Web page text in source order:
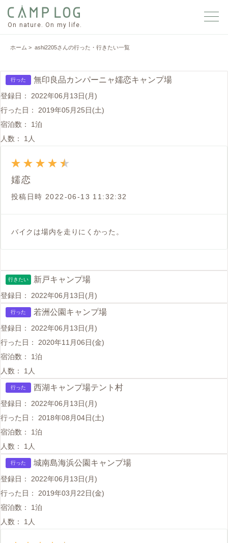
On nature. On my life.
ホーム > ashi2205さんの行った・行きたい一覧
行った 無印良品カンパーニャ嬬恋キャンプ場
登録日：
2022年06月13日(月)
行った日：
2019年05月25日(土)
宿泊数：
1泊
人数：
1人
嬬恋
投稿日時 2022-06-13 11:32:32
バイクは場内を走りにくかった。
行きたい 新戸キャンプ場
登録日： 2022年06月13日(月)
行った 若洲公園キャンプ場
登録日：
2022年06月13日(月)
行った日：
2020年11月06日(金)
宿泊数：
1泊
人数：
1人
行った 西湖キャンプ場テント村
登録日：
2022年06月13日(月)
行った日：
2018年08月04日(土)
宿泊数：
1泊
人数：
1人
行った 城南島海浜公園キャンプ場
登録日：
2022年06月13日(月)
行った日：
2019年03月22日(金)
宿泊数：
1泊
人数：
1人